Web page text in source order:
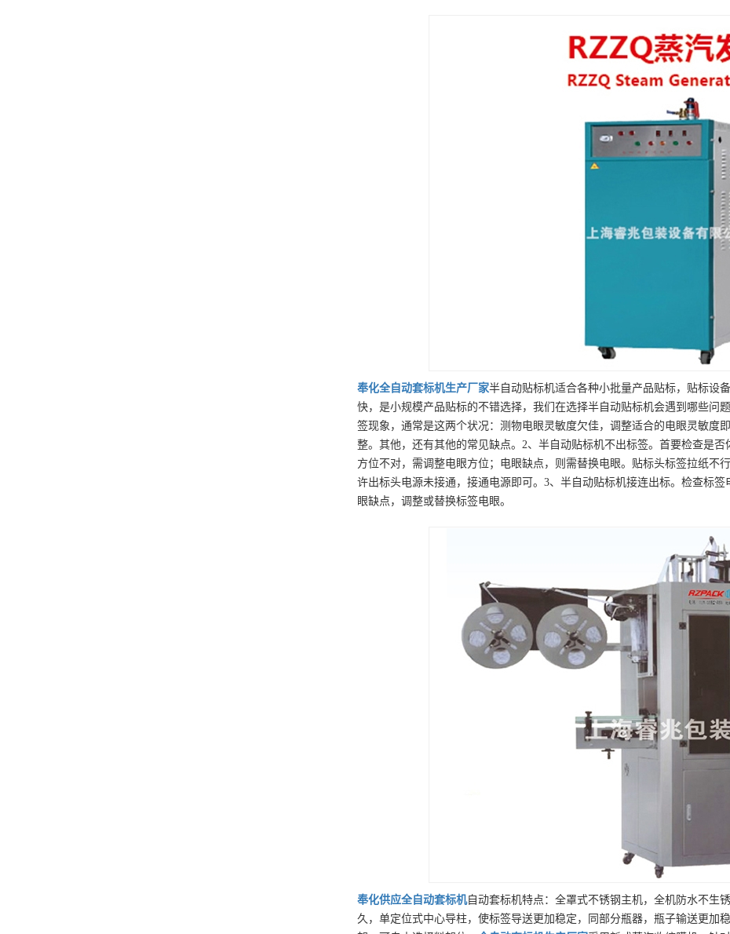
奉化全自动套标机生产厂家半自动贴标机适合各种小批量产品贴标，贴标设
快，是小规模产品贴标的不错选择，我们在选择半自动贴标机会遇到哪些问题
签现象，通常是这两个状况：测物电眼灵敏度欠佳，调整适合的电眼灵敏度
整。其他，还有其他的常见缺点。2、半自动贴标机不出标签。首要检查是否
方位不对，需调整电眼方位；电眼缺点，则需替换电眼。贴标头标签拉纸不
许出标头电源未接通，接通电源即可。3、半自动贴标机接连出标。检查标
眼缺点，调整或替换标签电眼。
奉化供应全自动套标机自动套标机特点：全罩式不锈钢主机，全机防水不生
久，单定位式中心导柱，使标签导送更加稳定，同部分瓶器，瓶子输送更加